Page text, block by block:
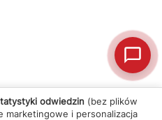
odwiedzin (bez plików
marketingowe i personalizacja